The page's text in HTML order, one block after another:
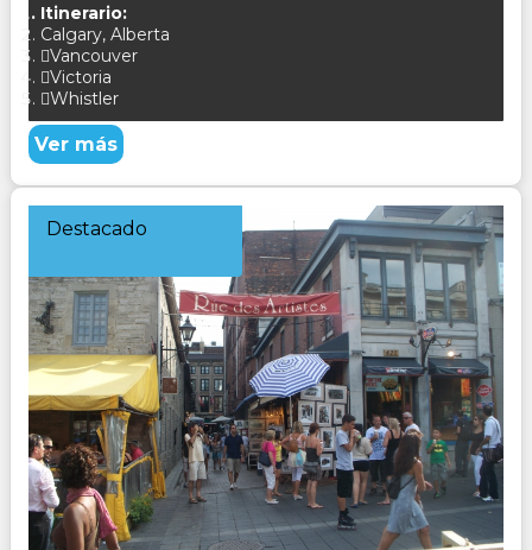
Itinerario:
Calgary, Alberta
Vancouver
Victoria
Whistler
Ver más
Destacado